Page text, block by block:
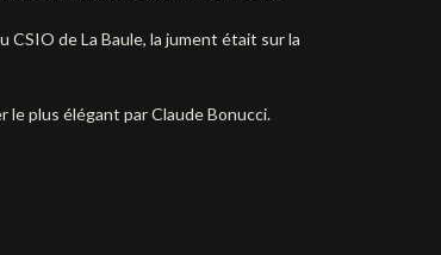
de La Baule, la jument était sur la
le plus élégant par Claude Bonucci.